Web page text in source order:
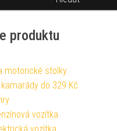
produktu
motorické stolky
do 329 Kč
vozítka
vozítka